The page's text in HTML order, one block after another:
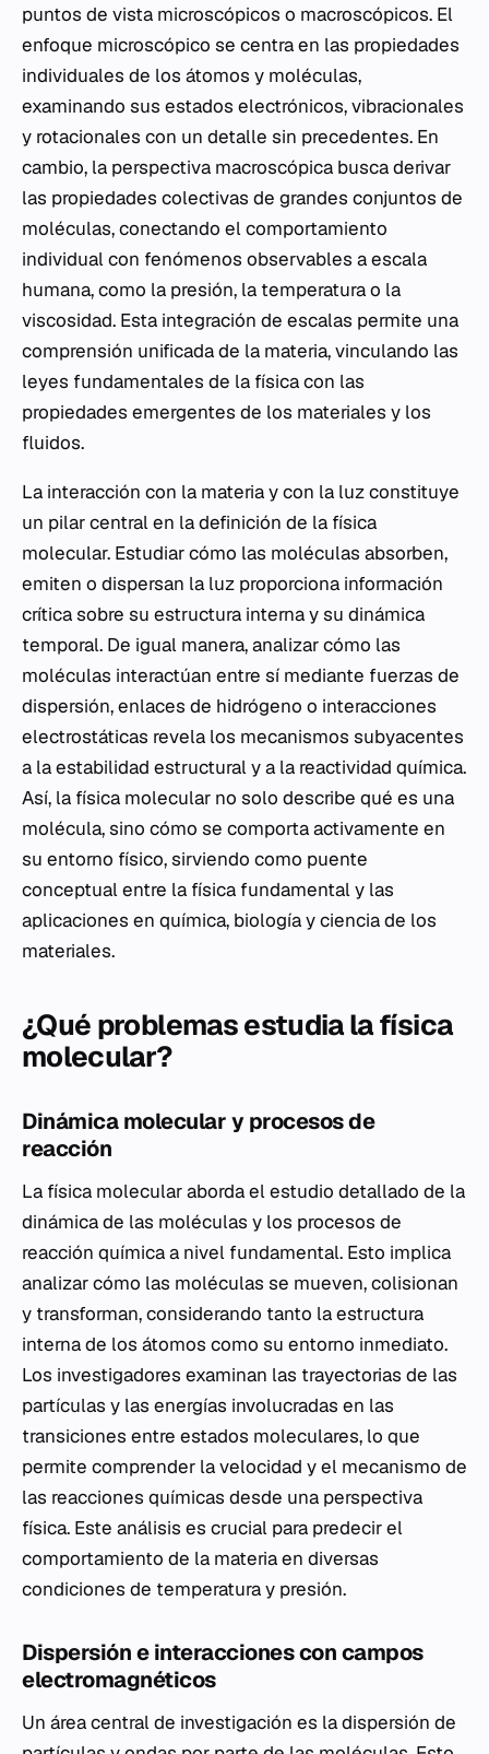
puntos de vista microscópicos o macroscópicos. El
enfoque microscópico se centra en las propiedades
individuales de los átomos y moléculas,
examinando sus estados electrónicos, vibracionales
y rotacionales con un detalle sin precedentes. En
cambio, la perspectiva macroscópica busca derivar
las propiedades colectivas de grandes conjuntos de
moléculas, conectando el comportamiento
individual con fenómenos observables a escala
humana, como la presión, la temperatura o la
viscosidad. Esta integración de escalas permite una
comprensión unificada de la materia, vinculando las
leyes fundamentales de la física con las
propiedades emergentes de los materiales y los
fluidos.
La interacción con la materia y con la luz constituye
un pilar central en la definición de la física
molecular. Estudiar cómo las moléculas absorben,
emiten o dispersan la luz proporciona información
crítica sobre su estructura interna y su dinámica
temporal. De igual manera, analizar cómo las
moléculas interactúan entre sí mediante fuerzas de
dispersión, enlaces de hidrógeno o interacciones
electrostáticas revela los mecanismos subyacentes
a la estabilidad estructural y a la reactividad química.
Así, la física molecular no solo describe qué es una
molécula, sino cómo se comporta activamente en
su entorno físico, sirviendo como puente
conceptual entre la física fundamental y las
aplicaciones en química, biología y ciencia de los
materiales.
¿Qué problemas estudia la física
molecular?
Dinámica molecular y procesos de
reacción
La física molecular aborda el estudio detallado de la
dinámica de las moléculas y los procesos de
reacción química a nivel fundamental. Esto implica
analizar cómo las moléculas se mueven, colisionan
y transforman, considerando tanto la estructura
interna de los átomos como su entorno inmediato.
Los investigadores examinan las trayectorias de las
partículas y las energías involucradas en las
transiciones entre estados moleculares, lo que
permite comprender la velocidad y el mecanismo de
las reacciones químicas desde una perspectiva
física. Este análisis es crucial para predecir el
comportamiento de la materia en diversas
condiciones de temperatura y presión.
Dispersión e interacciones con campos
electromagnéticos
Un área central de investigación es la dispersión de